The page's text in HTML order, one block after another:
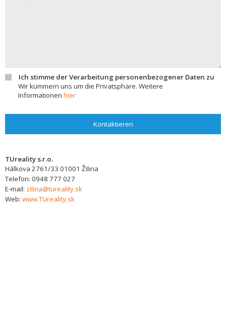
Ich stimme der Verarbeitung personenbezogener Daten zu
Wir kümmern uns um die Privatsphäre. Weitere
Informationen hier
Kontaktieren
TUreality s.r.o.
Hálkova 2761/33 01001 Žilina
Telefon: 0948 777 027
E-mail: zilina@tureality.sk
Web: www.TUreality.sk